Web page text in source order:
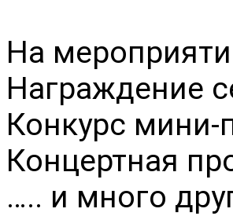
На
Награждение
Конкурс
Концертная
….. и много